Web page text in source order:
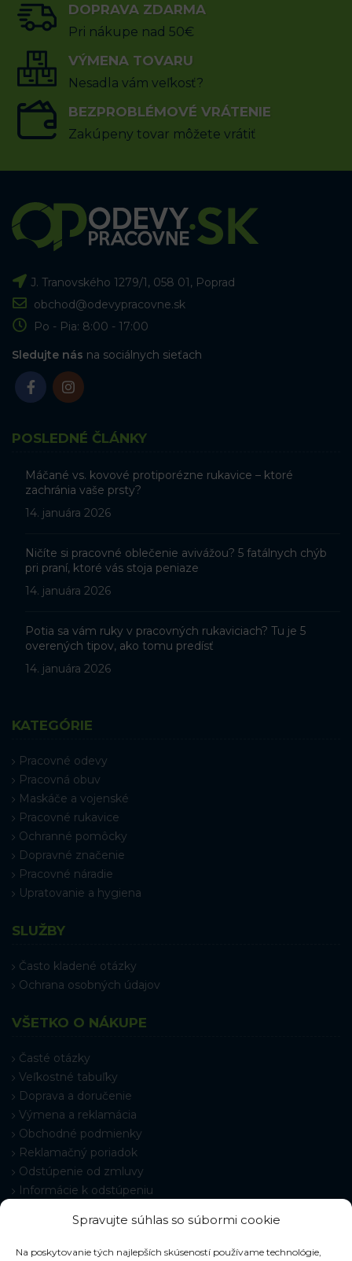
Spravujte súhlas so súbormi cookie
Na poskytovanie tých najlepších skúseností používame technológie,
DOPRAVA ZDARMA
Pri nákupe nad 50€
VÝMENA TOVARU
Nesadla vám veľkosť?
BEZPROBLÉMOVÉ VRÁTENIE
Zakúpeny tovar môžete vrátiť
J. Tranovského 1279/1, 058 01, Poprad
obchod@odevypracovne.sk
Po - Pia: 8:00 - 17:00
Sledujte nás na sociálnych sieťach
POSLEDNÉ ČLÁNKY
Máčané vs. kovové protiporézne rukavice – ktoré
zachránia vaše prsty?
14. januára 2026
Ničíte si pracovné oblečenie avivážou? 5 fatálnych chýb
pri praní, ktoré vás stoja peniaze
14. januára 2026
Potia sa vám ruky v pracovných rukaviciach? Tu je 5
overených tipov, ako tomu predísť
14. januára 2026
KATEGÓRIE
Pracovné odevy
Pracovná obuv
Maskáče a vojenské
Pracovné rukavice
Ochranné pomôcky
Dopravné značenie
Pracovné náradie
Upratovanie a hygiena
SLUŽBY
Často kladené otázky
Ochrana osobných údajov
VŠETKO O NÁKUPE
Časté otázky
Veľkostné tabuľky
Doprava a doručenie
Výmena a reklamácia
Obchodné podmienky
Reklamačný poriadok
Odstúpenie od zmluvy
Informácie k odstúpeniu
Nastavenie cookies